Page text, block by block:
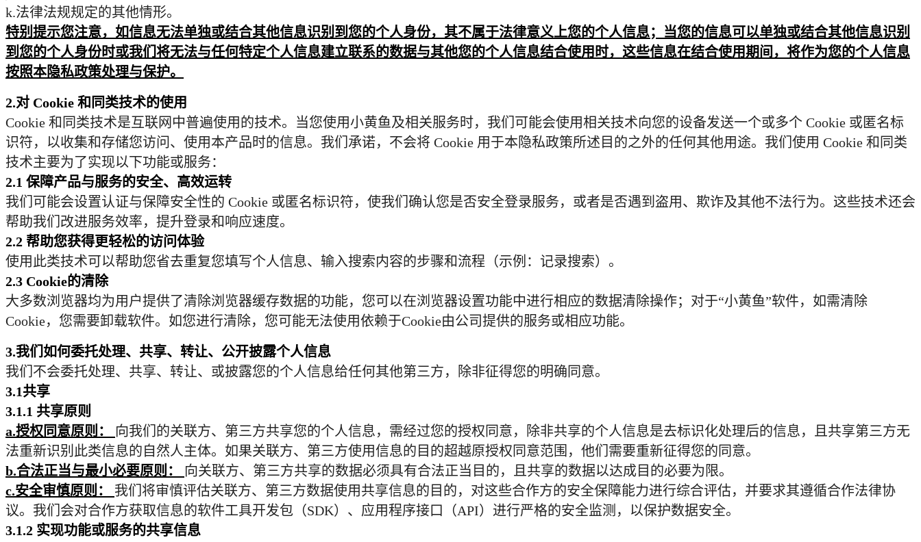
k.法律法规规定的其他情形。
特别提示您注意，如信息无法单独或结合其他信息识别到您的个人身份，其不属于法律意义上您的个人信息；当您的信息可以单独或结合其他信息识别
到您的个人身份时或我们将无法与任何特定个人信息建立联系的数据与其他您的个人信息结合使用时，这些信息在结合使用期间，将作为您的个人信息
按照本隐私政策处理与保护。
2.对 Cookie 和同类技术的使用
Cookie 和同类技术是互联网中普遍使用的技术。当您使用小黄鱼及相关服务时，我们可能会使用相关技术向您的设备发送一个或多个 Cookie 或匿名标
识符，以收集和存储您访问、使用本产品时的信息。我们承诺，不会将 Cookie 用于本隐私政策所述目的之外的任何其他用途。我们使用 Cookie 和同类
技术主要为了实现以下功能或服务：
2.1 保障产品与服务的安全、高效运转
我们可能会设置认证与保障安全性的 Cookie 或匿名标识符，使我们确认您是否安全登录服务，或者是否遇到盗用、欺诈及其他不法行为。这些技术还会
帮助我们改进服务效率，提升登录和响应速度。
2.2 帮助您获得更轻松的访问体验
使用此类技术可以帮助您省去重复您填写个人信息、输入搜索内容的步骤和流程（示例：记录搜索）。
2.3 Cookie的清除
大多数浏览器均为用户提供了清除浏览器缓存数据的功能，您可以在浏览器设置功能中进行相应的数据清除操作；对于“小黄鱼”软件，如需清除
Cookie，您需要卸载软件。如您进行清除，您可能无法使用依赖于Cookie由公司提供的服务或相应功能。
3.我们如何委托处理、共享、转让、公开披露个人信息
我们不会委托处理、共享、转让、或披露您的个人信息给任何其他第三方，除非征得您的明确同意。
3.1共享
3.1.1 共享原则
a.授权同意原则：
向我们的关联方、第三方共享您的个人信息，需经过您的授权同意，除非共享的个人信息是去标识化处理后的信息，且共享第三方无
法重新识别此类信息的自然人主体。如果关联方、第三方使用信息的目的超越原授权同意范围，他们需要重新征得您的同意。
b.合法正当与最小必要原则：
向关联方、第三方共享的数据必须具有合法正当目的，且共享的数据以达成目的必要为限。
c.安全审慎原则：
我们将审慎评估关联方、第三方数据使用共享信息的目的，对这些合作方的安全保障能力进行综合评估，并要求其遵循合作法律协
议。我们会对合作方获取信息的软件工具开发包（SDK）、应用程序接口（API）进行严格的安全监测，以保护数据安全。
3.1.2 实现功能或服务的共享信息